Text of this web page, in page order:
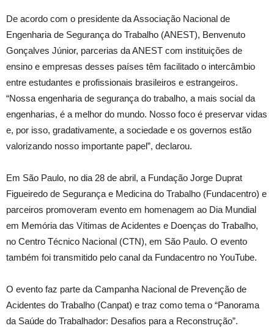
De acordo com o presidente da Associação Nacional de
Engenharia de Segurança do Trabalho (ANEST), Benvenuto
Gonçalves Júnior, parcerias da ANEST com instituições de
ensino e empresas desses países têm facilitado o intercâmbio
entre estudantes e profissionais brasileiros e estrangeiros.
“Nossa engenharia de segurança do trabalho, a mais social da
engenharias, é a melhor do mundo. Nosso foco é preservar vidas
e, por isso, gradativamente, a sociedade e os governos estão
valorizando nosso importante papel”, declarou.
Em São Paulo, no dia 28 de abril, a Fundação Jorge Duprat
Figueiredo de Segurança e Medicina do Trabalho (Fundacentro) e
parceiros promoveram evento em homenagem ao Dia Mundial
em Memória das Vítimas de Acidentes e Doenças do Trabalho,
no Centro Técnico Nacional (CTN), em São Paulo. O evento
também foi transmitido pelo canal da Fundacentro no YouTube.
O evento faz parte da Campanha Nacional de Prevenção de
Acidentes do Trabalho (Canpat) e traz como tema o “Panorama
da Saúde do Trabalhador: Desafios para a Reconstrução”.